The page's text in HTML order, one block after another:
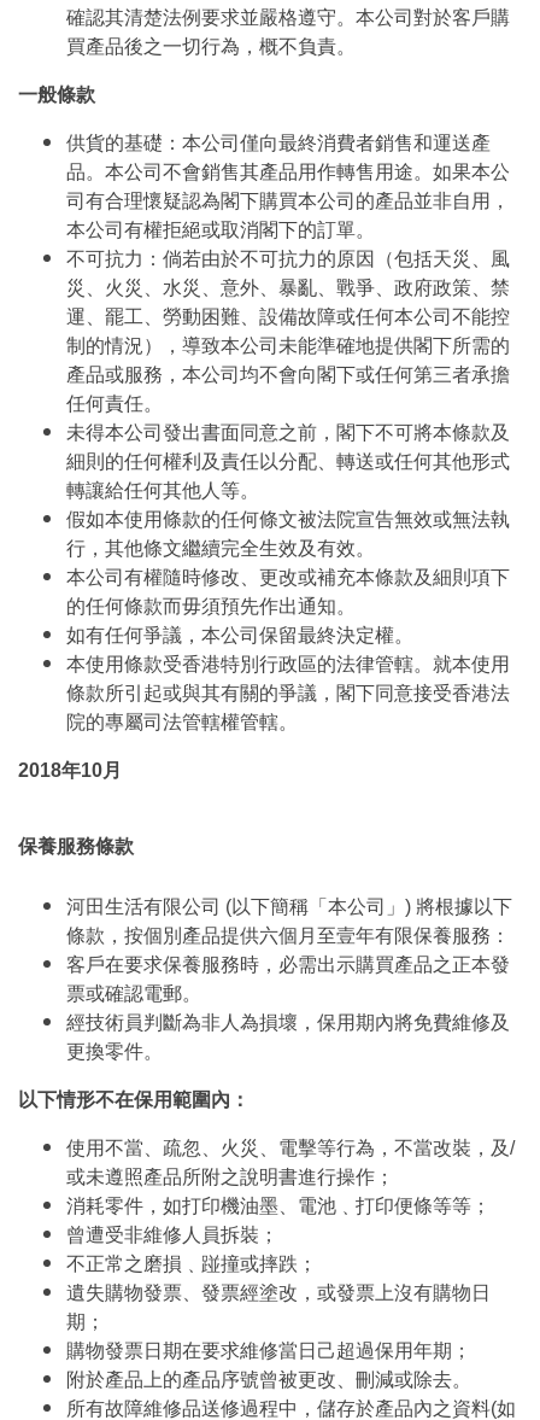
確認其清楚法例要求並嚴格遵守。本公司對於客戶購
買產品後之一切行為，概不負責。
一般條款
供貨的基礎：本公司僅向最終消費者銷售和運送產
品。本公司不會銷售其產品用作轉售用途。如果本公
司有合理懷疑認為閣下購買本公司的產品並非自用，
本公司有權拒絕或取消閣下的訂單。
不可抗力：倘若由於不可抗力的原因（包括天災、風
災、火災、水災、意外、暴亂、戰爭、政府政策、禁
運、罷工、勞動困難、設備故障或任何本公司不能控
制的情況），導致本公司未能準確地提供閣下所需的
產品或服務，本公司均不會向閣下或任何第三者承擔
任何責任。
未得本公司發出書面同意之前，閣下不可將本條款及
細則的任何權利及責任以分配、轉送或任何其他形式
轉讓給任何其他人等。
假如本使用條款的任何條文被法院宣告無效或無法執
行，其他條文繼續完全生效及有效。
本公司有權隨時修改、更改或補充本條款及細則項下
的任何條款而毋須預先作出通知。
如有任何爭議，本公司保留最終決定權。
本使用條款受香港特別行政區的法律管轄。就本使用
條款所引起或與其有關的爭議，閣下同意接受香港法
院的專屬司法管轄權管轄。
2018年10月
保養服務條款
河田生活有限公司 (以下簡稱「本公司」) 將根據以下
條款，按個別產品提供六個月至壹年有限保養服務：
客戶在要求保養服務時，必需出示購買產品之正本發
票或確認電郵。
經技術員判斷為非人為損壞，保用期內將免費維修及
更換零件。
以下情形不在保用範圍內：
使用不當、疏忽、火災、電擊等行為，不當改裝，及/
或未遵照產品所附之說明書進行操作；
消耗零件，如打印機油墨、電池﹑打印便條等等；
曾遭受非維修人員拆裝；
不正常之磨損﹑踫撞或摔跌；
遺失購物發票、發票經塗改，或發票上沒有購物日
期；
購物發票日期在要求維修當日己超過保用年期；
附於產品上的產品序號曾被更改、刪減或除去。
所有故障維修品送修過程中，儲存於產品內之資料(如